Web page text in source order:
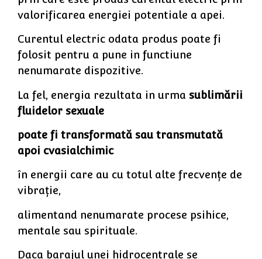
valorificarea energiei potentiale a apei.
Curentul electric odata produs poate fi
folosit pentru a pune in functiune
nenumarate dispozitive.
La fel, energia rezultata in urma sublimării
fluidelor sexuale
poate fi transformată sau transmutată
apoi cvasialchimic
în energii care au cu totul alte frecvențe de
vibrație,
alimentand nenumarate procese psihice,
mentale sau spirituale.
Daca barajul unei hidrocentrale se